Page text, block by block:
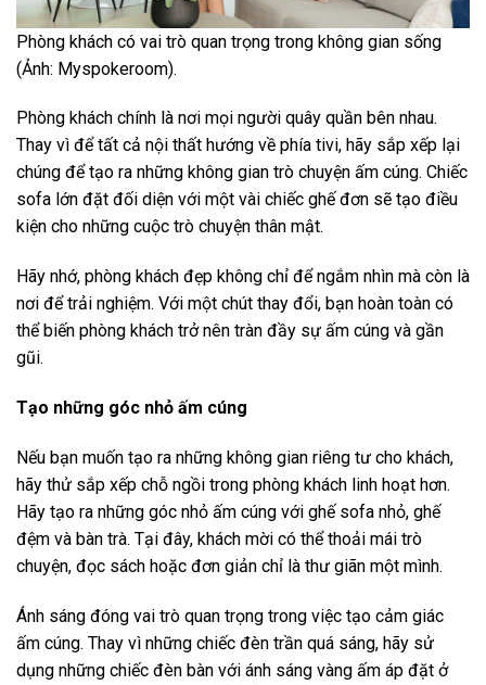
Phòng khách có vai trò quan trọng trong không gian sống
(Ảnh: Myspokeroom).
Phòng khách chính là nơi mọi người quây quần bên nhau.
Thay vì để tất cả nội thất hướng về phía tivi, hãy sắp xếp lại
chúng để tạo ra những không gian trò chuyện ấm cúng. Chiếc
sofa lớn đặt đối diện với một vài chiếc ghế đơn sẽ tạo điều
kiện cho những cuộc trò chuyện thân mật.
Hãy nhớ, phòng khách đẹp không chỉ để ngắm nhìn mà còn là
nơi để trải nghiệm. Với một chút thay đổi, bạn hoàn toàn có
thể biến phòng khách trở nên tràn đầy sự ấm cúng và gần
gũi.
Tạo những góc nhỏ ấm cúng
Nếu bạn muốn tạo ra những không gian riêng tư cho khách,
hãy thử sắp xếp chỗ ngồi trong phòng khách linh hoạt hơn.
Hãy tạo ra những góc nhỏ ấm cúng với ghế sofa nhỏ, ghế
đệm và bàn trà. Tại đây, khách mời có thể thoải mái trò
chuyện, đọc sách hoặc đơn giản chỉ là thư giãn một mình.
Ánh sáng đóng vai trò quan trọng trong việc tạo cảm giác
ấm cúng. Thay vì những chiếc đèn trần quá sáng, hãy sử
dụng những chiếc đèn bàn với ánh sáng vàng ấm áp đặt ở